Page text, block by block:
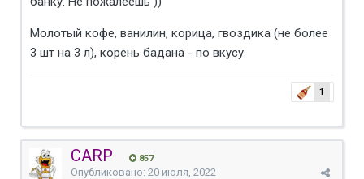
Молотый кофе, ванилин, корица, гвоздика (не более
3 шт на 3 л), корень бадана - по вкусу.
1
CARP 857
Опубликовано: 20 июля, 2022